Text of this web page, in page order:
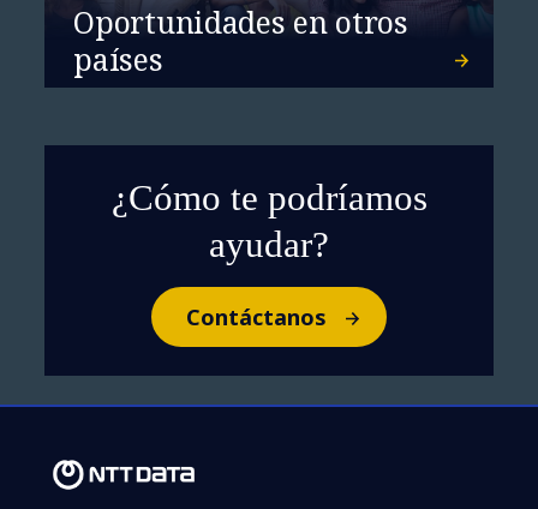
Oportunidades en otros
países
¿Cómo te podríamos
ayudar?
Contáctanos